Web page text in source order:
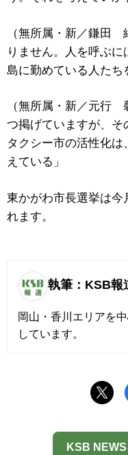
（無所属・新／鎌田
りません。人を呼ぶ
島に勤めている人たち
（無所属・新／元行
つ掲げていますが、そ
タクシー市の活性化
えている」
東かがわ市長選挙は今
れます。
執筆：KSB報
岡山・香川エリアを
しています。
KSB NEWS